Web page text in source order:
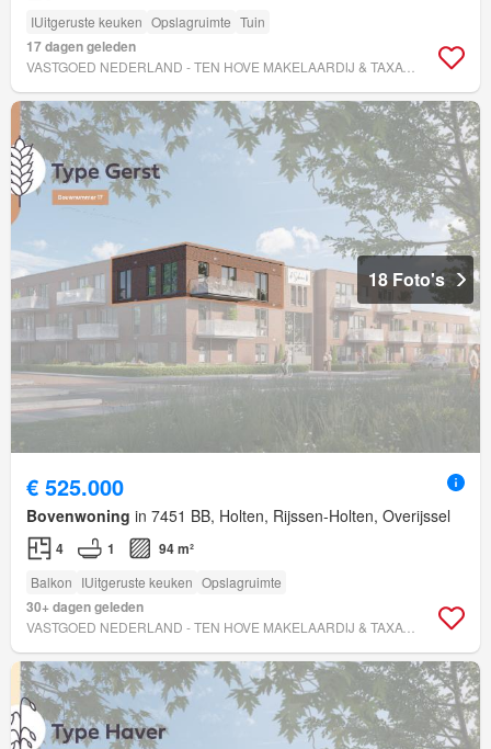
IUitgeruste keuken Opslagruimte Tuin
17 dagen geleden
VASTGOED NEDERLAND - TEN HOVE MAKELAARDIJ & TAXATIES
18 Foto's
€ 525.000
Bovenwoning in 7451 BB, Holten, Rijssen-Holten, Overijssel
4 1 94 m²
Balkon IUitgeruste keuken Opslagruimte
30+ dagen geleden
VASTGOED NEDERLAND - TEN HOVE MAKELAARDIJ & TAXATIES